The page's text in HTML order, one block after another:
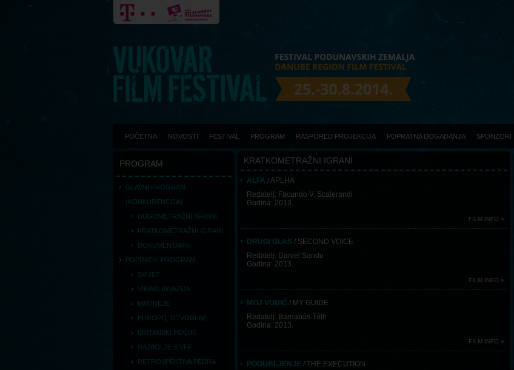
POČETNA NOVOSTI FESTIVAL PROGRAM RASPORED PROJEKCIJA POPRATNA DOGAĐANJA SPONZORI
PROGRAM
GLAVNI PROGRAM
(KONKURENCIJA)
DUGOMETRAŽNI IGRANI
KRATKOMETRAŽNI IGRANI
DOKUMENTARNI
POPRATNI PROGRAM
SVIJET
VIKING INVAZIJA
MATINEJE
EUROPO, OTVORI SE
BRITANSKI FOKUS
NAJBOLJE S VFF
RETROSPEKTIVA PEDRA
KRATKOMETRAŽNI IGRANI
ALFA / APLHA
Redatelj: Facundo V. Scalerandi
Godina: 2013.
FILM INFO »
DRUGI GLAS / SECOND VOICE
Redatelj: Daniel Sandu
Godina: 2013.
FILM INFO »
MOJ VODIČ / MY GUIDE
Redatelj: Barnabás Tóth
Godina: 2013.
FILM INFO »
POGUBLJENJE / THE EXECUTION